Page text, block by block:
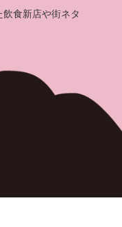
食新店や街ネタ